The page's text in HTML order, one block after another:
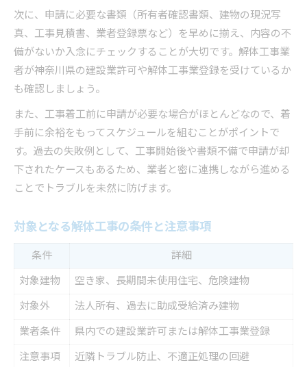
次に、申請に必要な書類（所有者確認書類、建物の現況写
真、工事見積書、業者登録票など）を早めに揃え、内容の不
備がないか入念にチェックすることが大切です。解体工事業
者が神奈川県の建設業許可や解体工事業登録を受けているか
も確認しましょう。
また、工事着工前に申請が必要な場合がほとんどなので、着
手前に余裕をもってスケジュールを組むことがポイントで
す。過去の失敗例として、工事開始後や書類不備で申請が却
下されたケースもあるため、業者と密に連携しながら進める
ことでトラブルを未然に防げます。
対象となる解体工事の条件と注意事項
条件
詳細
対象建物
空き家、長期間未使用住宅、危険建物
対象外
法人所有、過去に助成受給済み建物
業者条件
県内での建設業許可または解体工事業登録
注意事項
近隣トラブル防止、不適正処理の回避